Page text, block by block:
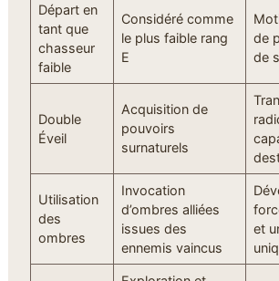
Départ en
tant que
chasseur
faible
Considéré comme
le plus faible rang
E
de
de
Double
Éveil
Acquisition de
pouvoirs
surnaturels
Utilisation
des
ombres
Invocation
d’ombres alliées
issues des
ennemis vaincus
et